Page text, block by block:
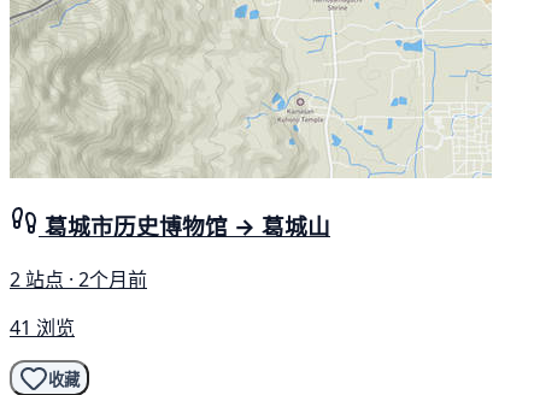
葛城市历史博物馆 → 葛城山
2 站点 · 2个月前
41 浏览
收藏